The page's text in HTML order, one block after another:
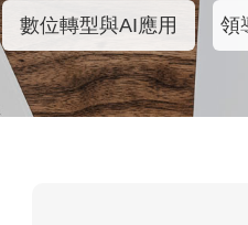
數位轉型與AI應用 領